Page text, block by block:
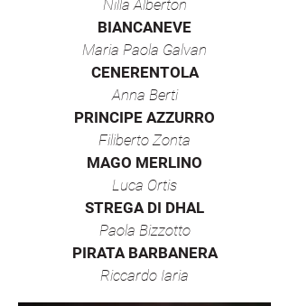
Nilla Alberton
BIANCANEVE
Maria Paola Galvan
CENERENTOLA
Anna Berti
PRINCIPE AZZURRO
Filiberto Zonta
MAGO MERLINO
Luca Ortis
STREGA DI DHAL
Paola Bizzotto
PIRATA BARBANERA
Riccardo Iaria